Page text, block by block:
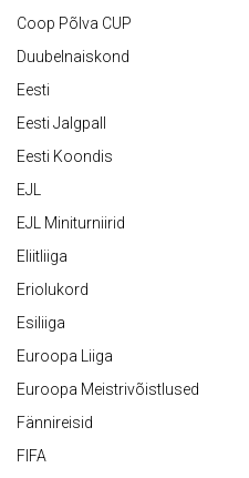
Coop Põlva CUP
Duubelnaiskond
Eesti
Eesti Jalgpall
Eesti Koondis
EJL
EJL Miniturniirid
Eliitliiga
Eriolukord
Esiliiga
Euroopa Liiga
Euroopa Meistrivõistlused
Fännireisid
FIFA